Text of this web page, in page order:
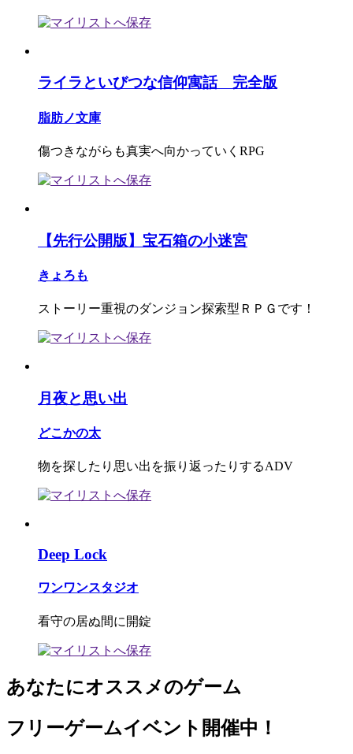
ライラといびつな信仰寓話 完全版
脂肪ノ文庫
傷つきながらも真実へ向かっていくRPG
【先行公開版】宝石箱の小迷宮
きょろも
ストーリー重視のダンジョン探索型ＲＰＧです！
月夜と思い出
どこかの太
物を探したり思い出を振り返ったりするADV
Deep Lock
ワンワンスタジオ
看守の居ぬ間に開錠
あなたにオススメのゲーム
フリーゲームイベント開催中！